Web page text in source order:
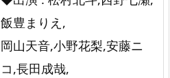
飯豊まりえ,
岡山天音,小野花梨,安藤ニ
コ,長田成哉,